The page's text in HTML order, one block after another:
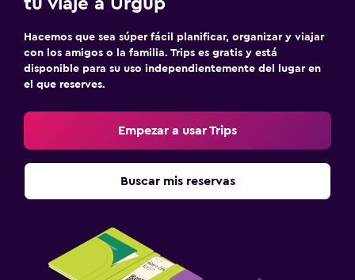
Hacemos que sea súper fácil planificar, organizar y viajar
con los amigos o la familia. Trips es gratis y está
disponible para su uso independientemente del lugar en
el que reserves.
Empezar a usar Trips
Buscar mis reservas